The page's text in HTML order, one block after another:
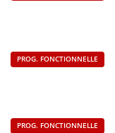
PROG. FONCTIONNELLE
PROG. FONCTIONNELLE